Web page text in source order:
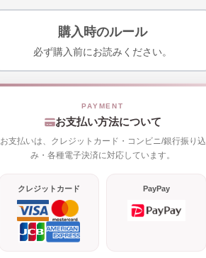
購入時のルール
必ず購入前にお読みください。
お支払い方法について
お支払いは、クレジットカード・コンビニ/銀行振り込
み・各種電子決済に対応しています。
クレジットカード PayPay